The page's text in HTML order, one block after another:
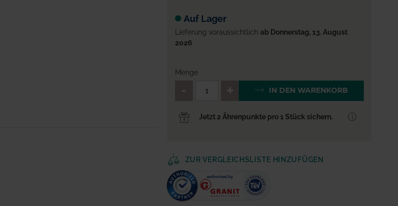
Auf Lager
Lieferung voraussichtlich ab Donnerstag, 13. August
2026
Menge
QTY_CONTROL_DECREASE
IN DEN WARENKORB
Jetzt 2 Ährenpunkte pro 1 Stück sichern.
ZUR VERGLEICHSLISTE HINZUFÜGEN